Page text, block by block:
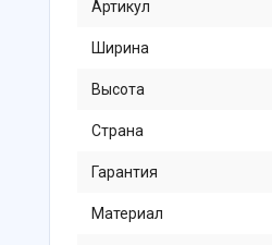
Артикул
Ширина
Высота
Страна
Гарантия
Материал